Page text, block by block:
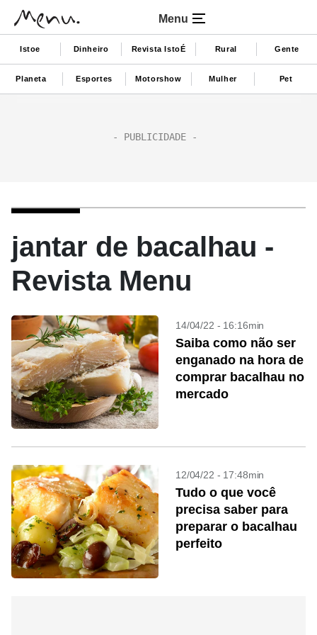
Menu
Istoe Dinheiro Revista IstoÉ Rural Gente
Planeta Esportes Motorshow Mulher Pet
jantar de bacalhau -
Revista Menu
14/04/22 - 16:16min
Saiba como não ser
enganado na hora de
comprar bacalhau no
mercado
12/04/22 - 17:48min
Tudo o que você
precisa saber para
preparar o bacalhau
perfeito